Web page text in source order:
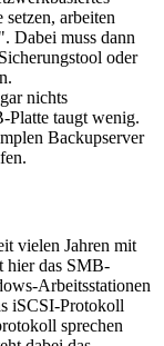
arbeiten
Dabei muss dann
oder
nichts
Platte taugt wenig.
Backupserver
vielen Jahren mit
hier das SMB-
Arbeitsstationen
iSCSI-Protokoll
sprechen